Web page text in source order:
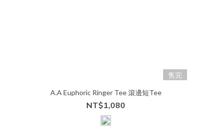
售完
A.A Euphoric Ringer Tee 滾邊短Tee
NT$1,080